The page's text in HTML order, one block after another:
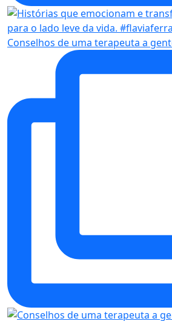
Conselhos de uma terapeuta a